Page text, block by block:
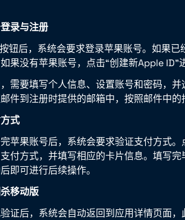
录与注册
钮后，系统会要求登录苹果账号。如果
果没有苹果账号，点击“创建新Apple ID”
需要填写个人信息、设置账号和密码，
件到注册时提供的邮箱中，按照邮件中的
式
苹果账号后，系统会要求验证支付方式
付方式，并填写相应的卡片信息。填写
即可进行后续操作。
移动版
证后，系统会自动返回到应用详情页面